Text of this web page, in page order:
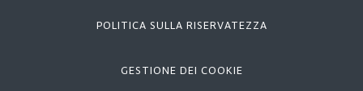
POLITICA SULLA RISERVATEZZA
GESTIONE DEI COOKIE